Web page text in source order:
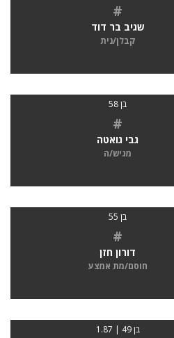
#
שגיב בר דוד
קבלן/נית
בן 58
#
גבי גואטה
מגיש/ה
בן 55
#
דורון חזן
חוסם/מת אמצע
בן 49 | 1.87